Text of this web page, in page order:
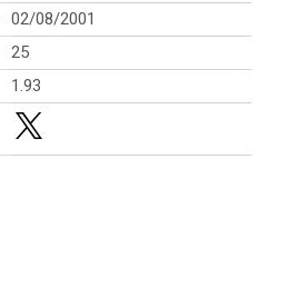
02/08/2001
25
1.93